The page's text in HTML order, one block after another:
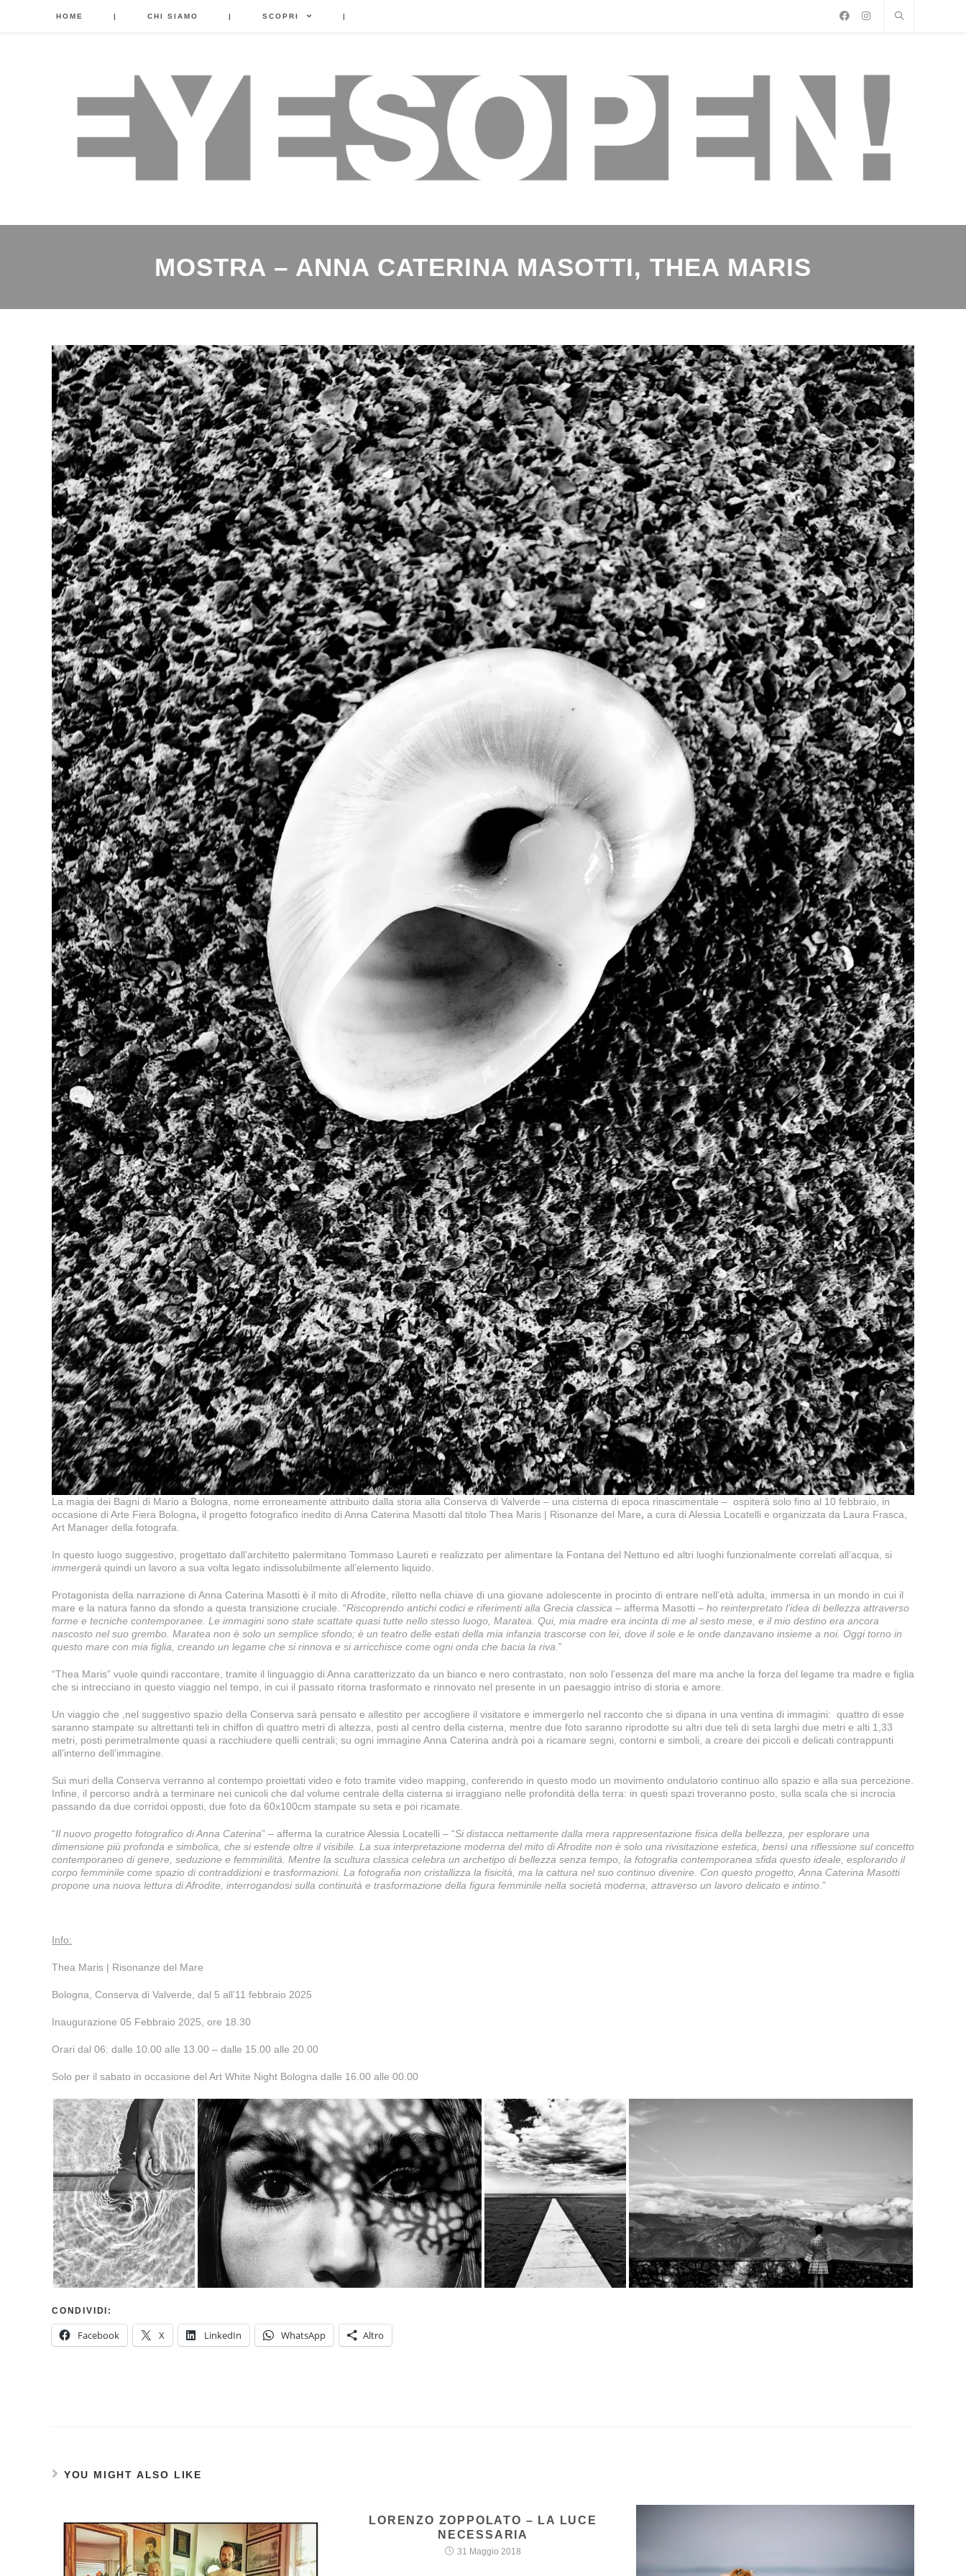
HOME | CHI SIAMO | SCOPRI |
MOSTRA – ANNA CATERINA MASOTTI, THEA MARIS
La magia dei Bagni di Mario a Bologna, nome erroneamente attribuito dalla storia alla Conserva di Valverde – una cisterna di epoca rinascimentale – ospiterà solo fino al 10 febbraio, in
occasione di Arte Fiera Bologna, il progetto fotografico inedito di Anna Caterina Masotti dal titolo Thea Maris | Risonanze del Mare, a cura di Alessia Locatelli e organizzata da Laura Frasca,
Art Manager della fotografa.
In questo luogo suggestivo, progettato dall’architetto palermitano Tommaso Laureti e realizzato per alimentare la Fontana del Nettuno ed altri luoghi funzionalmente correlati all’acqua, si
immergerà quindi un lavoro a sua volta legato indissolubilmente all’elemento liquido.
Protagonista della narrazione di Anna Caterina Masotti è il mito di Afrodite, riletto nella chiave di una giovane adolescente in procinto di entrare nell’età adulta, immersa in un mondo in cui il
mare e la natura fanno da sfondo a questa transizione cruciale. “Riscoprendo antichi codici e riferimenti alla Grecia classica – afferma Masotti – ho reinterpretato l’idea di bellezza attraverso
forme e tecniche contemporanee. Le immagini sono state scattate quasi tutte nello stesso luogo, Maratea. Qui, mia madre era incinta di me al sesto mese, e il mio destino era ancora
nascosto nel suo grembo. Maratea non è solo un semplice sfondo; è un teatro delle estati della mia infanzia trascorse con lei, dove il sole e le onde danzavano insieme a noi. Oggi torno in
questo mare con mia ﬁglia, creando un legame che si rinnova e si arricchisce come ogni onda che bacia la riva .”
“Thea Maris” vuole quindi raccontare, tramite il linguaggio di Anna caratterizzato da un bianco e nero contrastato, non solo l’essenza del mare ma anche la forza del legame tra madre e figlia
che si intrecciano in questo viaggio nel tempo, in cui il passato ritorna trasformato e rinnovato nel presente in un paesaggio intriso di storia e amore.
Un viaggio che ,nel suggestivo spazio della Conserva sarà pensato e allestito per accogliere il visitatore e immergerlo nel racconto che si dipana in una ventina di immagini: quattro di esse
saranno stampate su altrettanti teli in chiffon di quattro metri di altezza, posti al centro della cisterna, mentre due foto saranno riprodotte su altri due teli di seta larghi due metri e alti 1,33
metri, posti perimetralmente quasi a racchiudere quelli centrali; su ogni immagine Anna Caterina andrà poi a ricamare segni, contorni e simboli, a creare dei piccoli e delicati contrappunti
all’interno dell’immagine.
Sui muri della Conserva verranno al contempo proiettati video e foto tramite video mapping, conferendo in questo modo un movimento ondulatorio continuo allo spazio e alla sua percezione.
Infine, il percorso andrà a terminare nei cunicoli che dal volume centrale della cisterna si irraggiano nelle profondità della terra: in questi spazi troveranno posto, sulla scala che si incrocia
passando da due corridoi opposti, due foto da 60x100cm stampate su seta e poi ricamate.
“Il nuovo progetto fotografico di Anna Caterina” – afferma la curatrice Alessia Locatelli – “Si distacca nettamente dalla mera rappresentazione fisica della bellezza, per esplorare una
dimensione più profonda e simbolica, che si estende oltre il visibile. La sua interpretazione moderna del mito di Afrodite non è solo una rivisitazione estetica, bensì una riflessione sul concetto
contemporaneo di genere, seduzione e femminilità. Mentre la scultura classica celebra un archetipo di bellezza senza tempo, la fotografia contemporanea sfida questo ideale, esplorando il
corpo femminile come spazio di contraddizioni e trasformazioni. La fotografia non cristallizza la fisicità, ma la cattura nel suo continuo divenire Con questo progetto, Anna Caterina Masotti
propone una nuova lettura di Afrodite, interrogandosi sulla continuità e trasformazione della figura femminile nella società moderna, attraverso un lavoro delicato e intimo .”
Info:
Thea Maris | Risonanze del Mare
Bologna, Conserva di Valverde, dal 5 all’11 febbraio 2025
Inaugurazione 05 Febbraio 2025, ore 18.30
Orari dal 06: dalle 10.00 alle 13.00 – dalle 15.00 alle 20.00
Solo per il sabato in occasione del Art White Night Bologna dalle 16.00 alle 00.00
CONDIVIDI:
Facebook X LinkedIn WhatsApp Altro
YOU MIGHT ALSO LIKE
LORENZO ZOPPOLATO – LA LUCE
NECESSARIA
31 Maggio 2018